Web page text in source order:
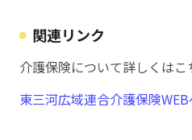
関連リンク
介護保険について詳しくはこ
東三河広域連合介護保険